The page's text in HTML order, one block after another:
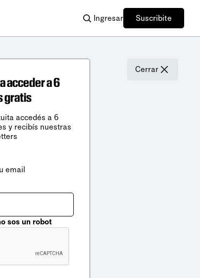
Ingresar Suscribite
Cerrar
acceder a 6
gratis
accedés a 6
y recibís nuestras
email
sos un robot